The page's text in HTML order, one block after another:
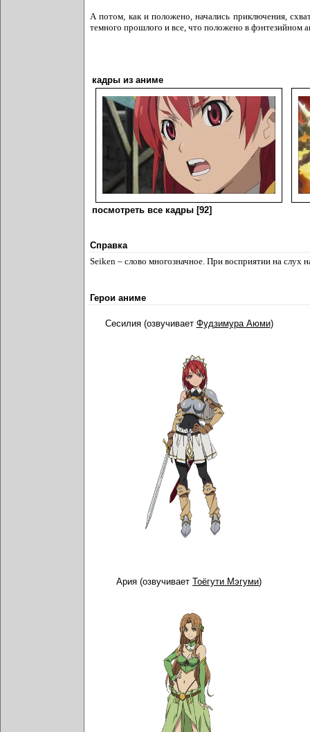
А потом, как и положено, начались приключения,
темного прошлого и все, что положено в фэнтезийном
кадры из аниме
посмотреть все кадры [92]
Справка
Seiken – слово многозначное. При восприятии на слух
Герои аниме
Сесилия (озвучивает Фудзимура Аюми)
Ария (озвучивает Тоёгути Мэгуми)